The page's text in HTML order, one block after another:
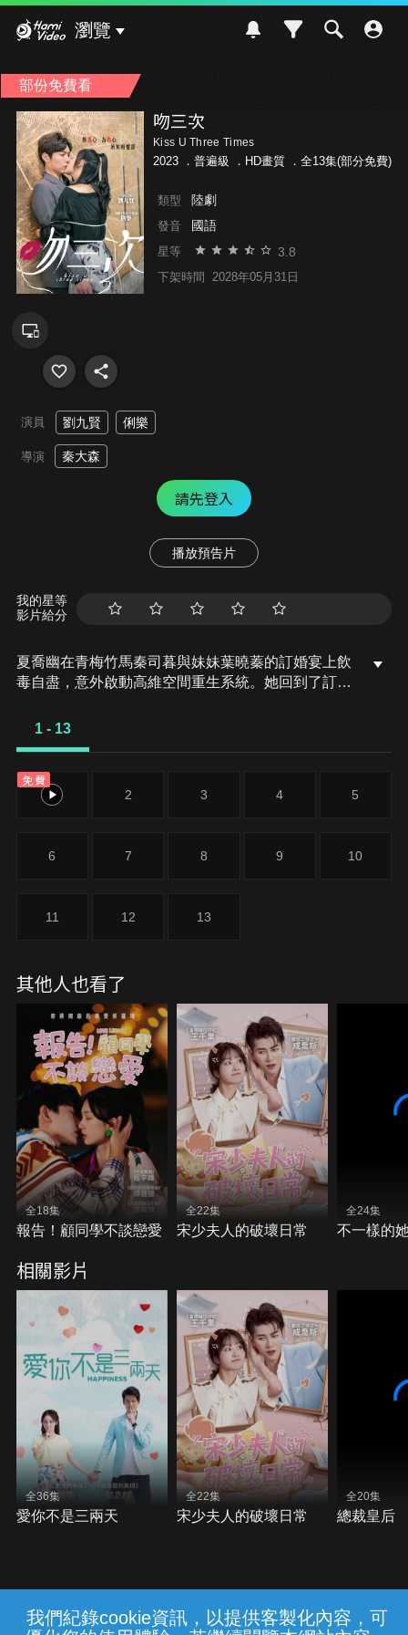
我們紀錄cookie資訊，以提供客製化內容，可
瀏覽
部份免費看
吻三次
Kiss U Three Times
2023 ． 普遍級 ．HD畫質 ．全13集(部分免費)
類型 陸劇
發音 國語
星等 3.8
下架時間 2028年05月31日
演員 劉九賢 俐樂
導演 秦大森
請先登入
播放預告片
我的星等
影片給分
夏喬幽在青梅竹馬秦司暮與妹妹葉曉蓁的訂婚宴上飲
毒自盡，意外啟動高維空間重生系統。她回到了訂婚
決定利用重生的機會查明真相並改寫自己的悲劇結
1 - 13
免費
1 2 3 4 5
6 7 8 9 10
11 12 13
其他人也看了
全18集
報告！顧同學不談戀愛
全22集
宋少夫人的破壞日常
全24集
不一樣的
相關影片
全36集
愛你不是三兩天
全22集
宋少夫人的破壞日常
全20集
總裁皇后
{{notifyMsg}}